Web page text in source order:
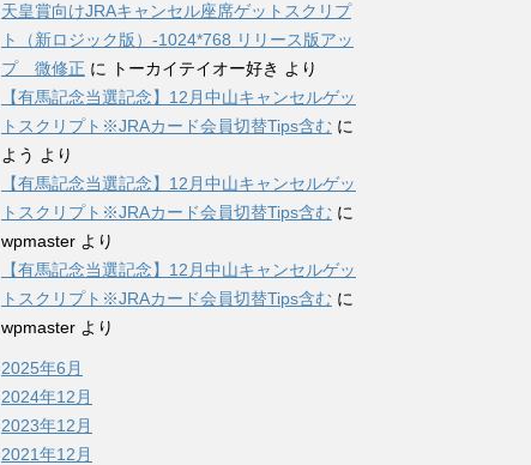
天皇賞向けJRAキャンセル座席ゲットスクリプ
ト（新ロジック版）-1024*768 リリース版アッ
プ 微修正 に トーカイテイオー好き より
【有馬記念当選記念】12月中山キャンセルゲッ
トスクリプト※JRAカード会員切替Tips含む に
よう より
【有馬記念当選記念】12月中山キャンセルゲッ
トスクリプト※JRAカード会員切替Tips含む に
wpmaster より
【有馬記念当選記念】12月中山キャンセルゲッ
トスクリプト※JRAカード会員切替Tips含む に
wpmaster より
2025年6月
2024年12月
2023年12月
2021年12月